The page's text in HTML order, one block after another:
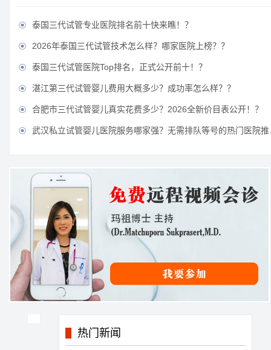
 泰国三代试管专业医院排名前十快来瞧！？
 2026年泰国三代试管技术怎么样？哪家医院上榜？？
 泰国三代试管医院Top排名，正式公开前十！？
 湛江第三代试管婴儿费用大概多少？成功率怎么样？？
 合肥市三代试管婴儿真实花费多少？2026全新价目表公开！？
 武汉私立试管婴儿医院服务哪家强？无需排队等号的热门医院推荐？
热门新闻